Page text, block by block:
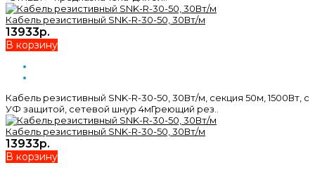
Кабель резистивный SNK-R-30-50, 30Вт/м
13933р.
В корзину
Кабель резистивный SNK-R-30-50, 30Вт/м, секция 50м, 1500Вт, с
УФ защитой, сетевой шнур 4мГреющий рез..
Кабель резистивный SNK-R-30-50, 30Вт/м
13933р.
В корзину